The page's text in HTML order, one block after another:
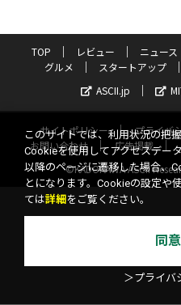
TOP レビュー ニュース
グルメ
スタートアップ
ASCII.jp
サイトポリシー プライバ
お問い合わせ
広告掲載
©KADOKAWA ASCII
このサイトでは、利用状況の把
Cookieを使用してアクセスデー
以降のページに遷移した場合、
とになります。Cookieの設定や
ては詳細 をご覧ください。
同
＞プライバ